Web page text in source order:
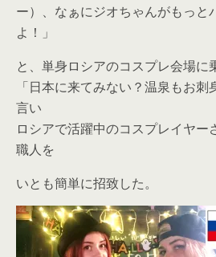
ー）、なぁにジオちゃんがもっと
よ！」
と、単身ロシアのコスプレ会場に
「日本に来てみない？温泉もお
言い
ロシアで活躍中のコスプレイヤー
職人を
いとも簡単に招致した。